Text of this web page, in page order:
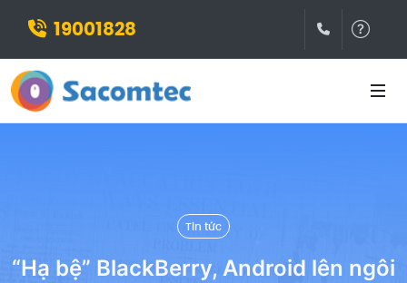
19001828
Tin tức
“Hạ bệ” BlackBerry, Android lên ngôi